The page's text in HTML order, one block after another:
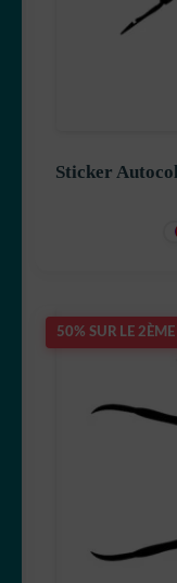
Sticker
50% SUR LE 2ÈME